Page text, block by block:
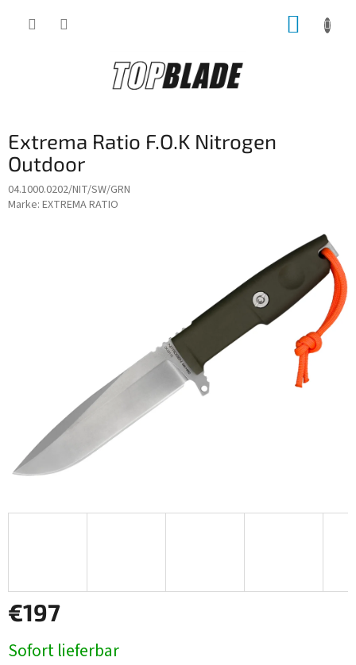
Extrema Ratio F.O.K Nitrogen
Outdoor
04.1000.0202/NIT/SW/GRN
Marke: EXTREMA RATIO
€197
Sofort lieferbar